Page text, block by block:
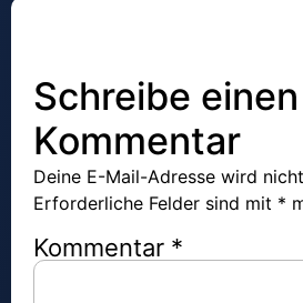
Schreibe einen
Kommentar
Deine E-Mail-Adresse wird
Erforderliche Felder sind mit *
Kommentar *